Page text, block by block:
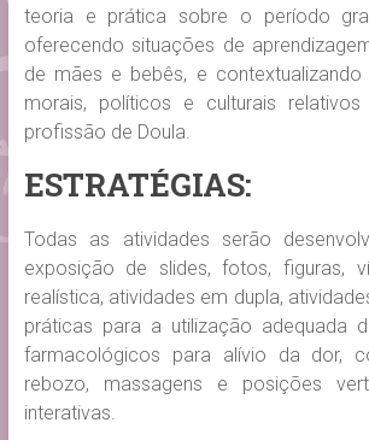
teoria e prática sobre o período
oferecendo situações de
de mães e bebês, e
morais, políticos e culturais
profissão de Doula.
ESTRATÉGIAS:
Todas as atividades serão
exposição de slides, fotos, figuras,
realística, atividades em dupla,
práticas para a utilização adequada
farmacológicos para alívio da dor,
rebozo, massagens e posições
interativas.